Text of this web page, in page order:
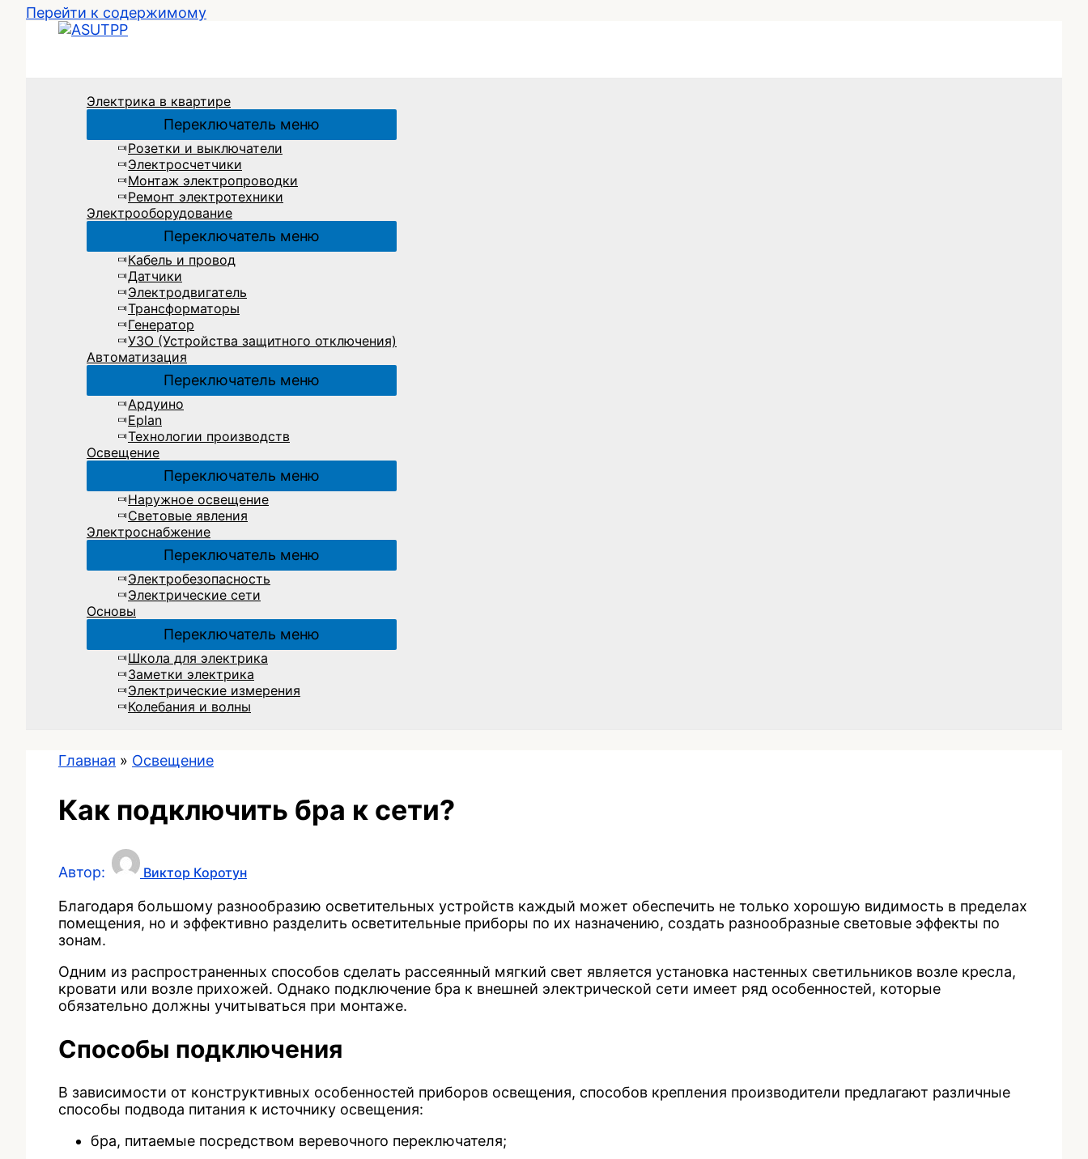
Перейти к содержимому
Электрика в квартире
Переключатель меню
Розетки и выключатели
Электросчетчики
Монтаж электропроводки
Ремонт электротехники
Электрооборудование
Переключатель меню
Кабель и провод
Датчики
Электродвигатель
Трансформаторы
Генератор
УЗО (Устройства защитного отключения)
Автоматизация
Переключатель меню
Ардуино
Eplan
Технологии производств
Освещение
Переключатель меню
Наружное освещение
Световые явления
Электроснабжение
Переключатель меню
Электробезопасность
Электрические сети
Основы
Переключатель меню
Школа для электрика
Заметки электрика
Электрические измерения
Колебания и волны
Главная » Освещение
Как подключить бра к сети?
Автор: Виктор Коротун
Благодаря большому разнообразию осветительных устройств каждый может обеспечить не только хорошую видимость в пределах
помещения, но и эффективно разделить осветительные приборы по их назначению, создать разнообразные световые эффекты по
зонам.
Одним из распространенных способов сделать рассеянный мягкий свет является установка настенных светильников возле кресла,
кровати или возле прихожей. Однако подключение бра к внешней электрической сети имеет ряд особенностей, которые
обязательно должны учитываться при монтаже.
Способы подключения
В зависимости от конструктивных особенностей приборов освещения, способов крепления производители предлагают различные
способы подвода питания к источнику освещения:
бра, питаемые посредством веревочного переключателя;